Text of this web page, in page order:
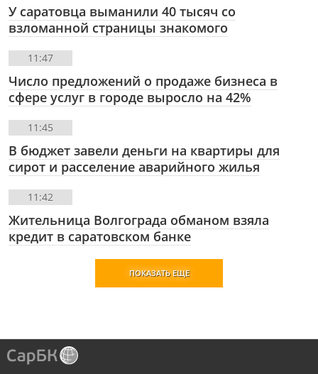
У саратовца выманили 40 тысяч со
взломанной страницы знакомого
11:47
Число предложений о продаже бизнеса в
сфере услуг в городе выросло на 42%
11:45
В бюджет завели деньги на квартиры для
сирот и расселение аварийного жилья
11:42
Жительница Волгограда обманом взяла
кредит в саратовском банке
ПОКАЗАТЬ ЕЩЕ